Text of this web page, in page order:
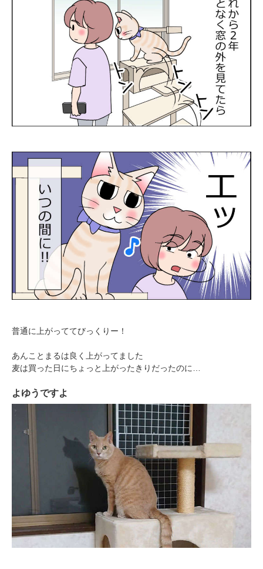
普通に上がっててびっくりー！
あんことまるは良く上がってました
麦は買った日にちょっと上がったきりだったのに…
よゆうですよ
PECOアプリをダウンロード済みの方
アプリで開く